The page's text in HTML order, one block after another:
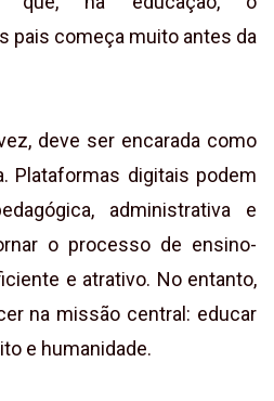
pais começa muito antes da
deve ser encarada como
Plataformas digitais podem
administrativa e
o processo de ensino-
e atrativo. No entanto,
na missão central: educar
e humanidade.